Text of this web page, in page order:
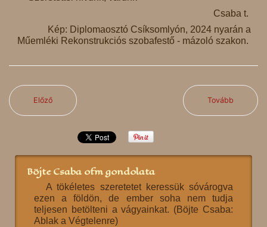
Csaba t.
Kép: Diplomaosztó Csíksomlyón, 2024 nyarán a
Műemléki Rekonstrukciós szobafestő - mázoló szakon.
Előző Tovább
Böjte Csaba ofm gondolata
A tökéletes szeretetet keressük sóvárogva
ezen a földön, de ember soha nem tudja
teljesen betölteni a vágyainkat. (Böjte Csaba:
Ablak a Végtelenre)